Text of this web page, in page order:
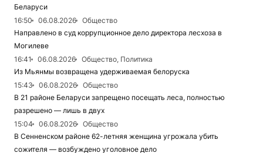
Беларуси
16:50
06.08.2026
Общество
Направлено в суд коррупционное дело директора лесхоза в
Могилеве
16:41
06.08.2026
Общество, Политика
Из Мьянмы возвращена удерживаемая белоруска
15:43
06.08.2026
Общество
В 21 районе Беларуси запрещено посещать леса, полностью
разрешено — лишь в двух
15:04
06.08.2026
Общество
В Сенненском районе 62-летняя женщина угрожала убить
сожителя — возбуждено уголовное дело